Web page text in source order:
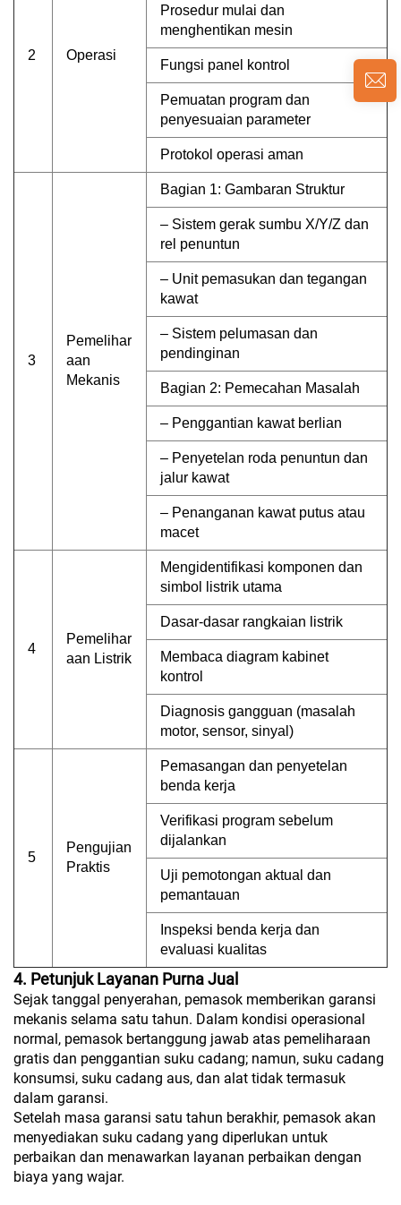
2 Operasi
Prosedur mulai dan
menghentikan mesin
Fungsi panel kontrol
Pemuatan program dan
penyesuaian parameter
Protokol operasi aman
3
Pemelihar
aan
Mekanis
Bagian 1: Gambaran Struktur
– Sistem gerak sumbu X/Y/Z dan
rel penuntun
– Unit pemasukan dan tegangan
kawat
– Sistem pelumasan dan
pendinginan
Bagian 2: Pemecahan Masalah
– Penggantian kawat berlian
– Penyetelan roda penuntun dan
jalur kawat
– Penanganan kawat putus atau
macet
4
Pemelihar
aan Listrik
Mengidentifikasi komponen dan
simbol listrik utama
Dasar-dasar rangkaian listrik
Membaca diagram kabinet
kontrol
Diagnosis gangguan (masalah
motor, sensor, sinyal)
5
Pengujian
Praktis
Pemasangan dan penyetelan
benda kerja
Verifikasi program sebelum
dijalankan
Uji pemotongan aktual dan
pemantauan
Inspeksi benda kerja dan
evaluasi kualitas
4. Petunjuk Layanan Purna Jual
Sejak tanggal penyerahan, pemasok memberikan garansi
mekanis selama satu tahun. Dalam kondisi operasional
normal, pemasok bertanggung jawab atas pemeliharaan
gratis dan penggantian suku cadang; namun, suku cadang
konsumsi, suku cadang aus, dan alat tidak termasuk
dalam garansi.
Setelah masa garansi satu tahun berakhir, pemasok akan
menyediakan suku cadang yang diperlukan untuk
perbaikan dan menawarkan layanan perbaikan dengan
biaya yang wajar.